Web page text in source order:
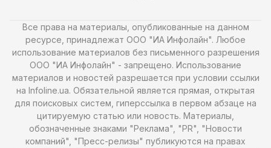
Все права на материалы, опубликованные на данном
ресурсе, принадлежат ООО "ИА Инфолайн". Любое
использование материалов без письменного разрешения
ООО "ИА Инфолайн" - запрещено. Использование
материалов и новостей разрешается при условии ссылки
на Infoline.ua. Обязательной является прямая, открытая
для поисковых систем, гиперссылка в первом абзаце на
цитируемую статью или новость. Материалы,
обозначенные знаками "Реклама", "PR", "Новости
компаний", "Пресс-релизы" публикуются на правах